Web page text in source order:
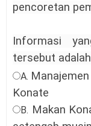
pencoretan
Informasi
tersebut adalah
A.
Konate
B. Makan